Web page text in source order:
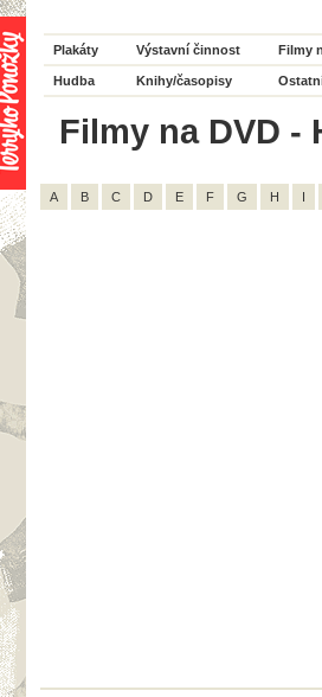
Plakáty Výstavní činnost Filmy
Hudba Knihy/časopisy
Filmy na DVD -
A B C D E F G H I